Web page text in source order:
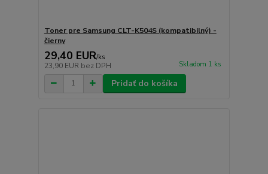
Toner pre Samsung CLT-K504S (kompatibilný) -
čierny
29,40 EUR/ks
23,90 EUR bez DPH Skladom 1 ks
Pridať do košíka